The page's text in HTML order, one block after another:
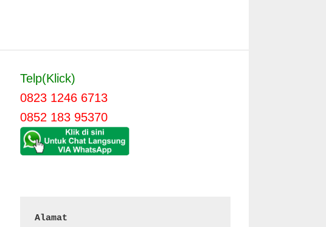
Telp(Klick)
0823 1246 6713
0852 183 95370
Alamat